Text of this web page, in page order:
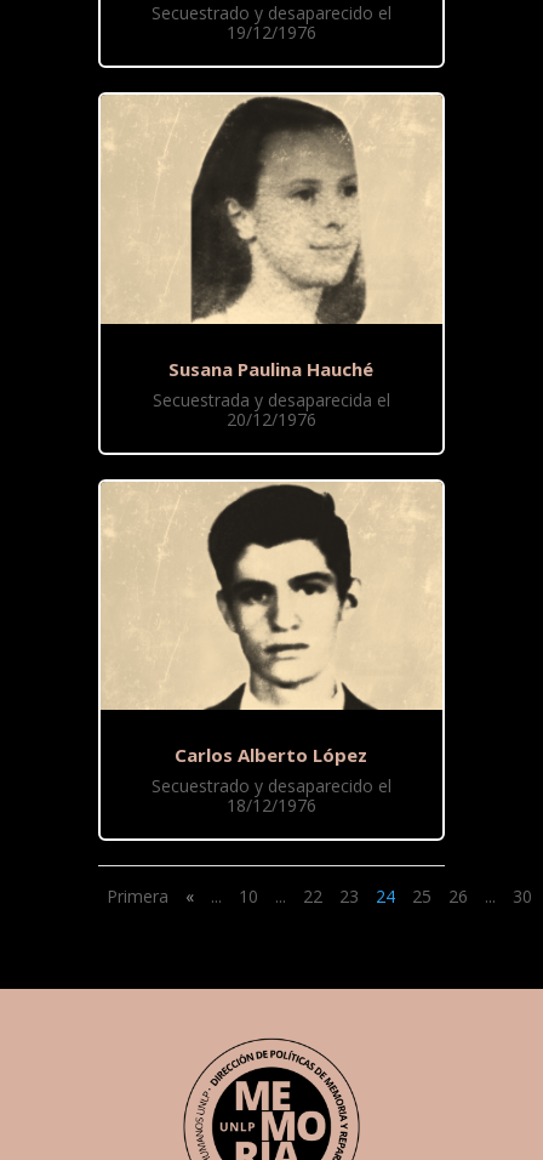
Secuestrado y desaparecido el
19/12/1976
Susana Paulina Hauché
Secuestrada y desaparecida el
20/12/1976
Carlos Alberto López
Secuestrado y desaparecido el
18/12/1976
Primera « ... 10 ... 22 23 24 25 26 ... 30